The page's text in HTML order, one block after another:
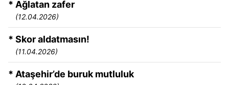
* Ağlatan zafer
(12.04.2026)
* Skor aldatmasın!
(11.04.2026)
* Ataşehir’de buruk mutluluk